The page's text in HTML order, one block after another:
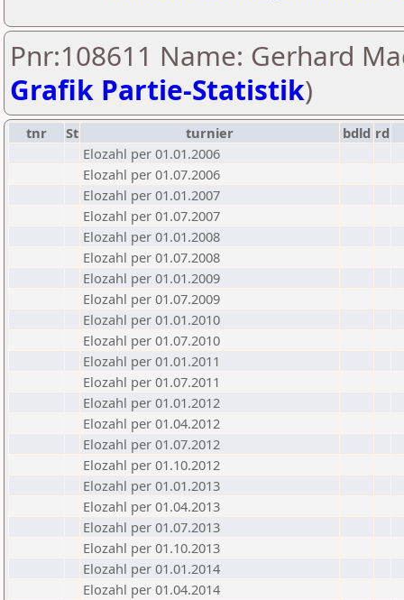
Pnr:108611 Name: Gerhard
Grafik Partie-Statistik)
tnr St turnier bdld rd
Elozahl per 01.01.2006
Elozahl per 01.07.2006
Elozahl per 01.01.2007
Elozahl per 01.07.2007
Elozahl per 01.01.2008
Elozahl per 01.07.2008
Elozahl per 01.01.2009
Elozahl per 01.07.2009
Elozahl per 01.01.2010
Elozahl per 01.07.2010
Elozahl per 01.01.2011
Elozahl per 01.07.2011
Elozahl per 01.01.2012
Elozahl per 01.04.2012
Elozahl per 01.07.2012
Elozahl per 01.10.2012
Elozahl per 01.01.2013
Elozahl per 01.04.2013
Elozahl per 01.07.2013
Elozahl per 01.10.2013
Elozahl per 01.01.2014
Elozahl per 01.04.2014